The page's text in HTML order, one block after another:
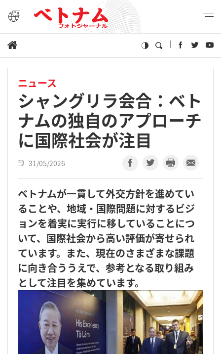
ニュース
シャングリラ会合：ベト
ナムの独自のアプローチ
に国際社会が注目
31/05/2026
ベトナムが一貫して外交方針を進めてい
ることや、地域・国際問題に対するビジ
ョンを着実に実行に移していることにつ
いて、国際社会から高い評価が寄せられ
ています。また、現在のさまざまな課題
に向き合ううえで、参考となる取り組み
として注目を集めています。